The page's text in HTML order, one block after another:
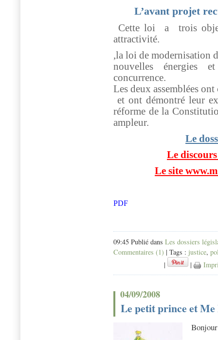
L’avant projet
Cette loi a
trois
attractivité.
,la loi de modernisation
nouvelles énergies
concurrence.
Les deux assemblées
et ont démontré leur
réforme de la
ampleur.
Le
Le
Le site
PDF
09:45 Publié dans Les dossiers
Commentaires (1) | Tags : justice,
|
|
04/09/2008
Le petit prince et